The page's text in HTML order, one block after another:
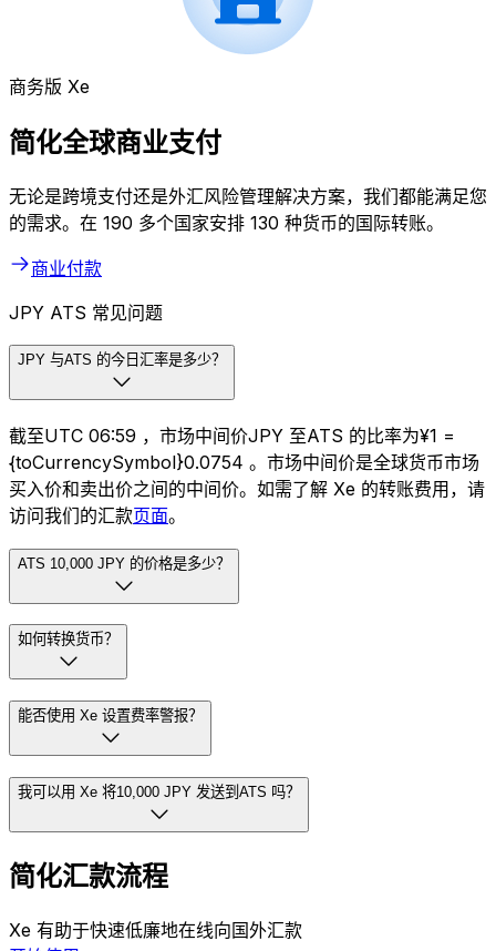
商务版 Xe
简化全球商业支付
无论是跨境支付还是外汇风险管理解决方案，我们都能满足您
的需求。在 190 多个国家安排 130 种货币的国际转账。
商业付款
JPY ATS 常见问题
JPY 与ATS 的今日汇率是多少？
截至UTC 06:59 ，市场中间价JPY 至ATS 的比率为¥1 =
{toCurrencySymbol}0.0754 。市场中间价是全球货币市场
买入价和卖出价之间的中间价。如需了解 Xe 的转账费用，请
访问我们的汇款页面。
ATS 10,000 JPY 的价格是多少？
如何转换货币？
能否使用 Xe 设置费率警报？
我可以用 Xe 将10,000 JPY 发送到ATS 吗？
简化汇款流程
Xe 有助于快速低廉地在线向国外汇款